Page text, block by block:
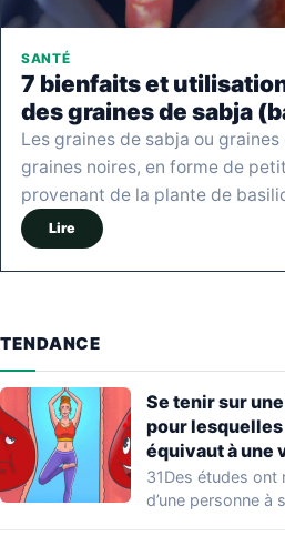
SANTÉ
7 bienfaits et
des graines de sabja
Les graines de sabja ou
graines noires, en forme de
provenant de la plante de
Lire
TENDANCE
Se tenir sur
pour
équivaut à une
d’entraînement
31Des études ont
d’une personne à